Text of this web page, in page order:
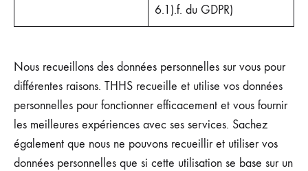
6.1).f. du GDPR)
Nous recueillons des données personnelles sur vous pour
différentes raisons. THHS recueille et utilise vos données
personnelles pour fonctionner efficacement et vous fournir
les meilleures expériences avec ses services. Sachez
également que nous ne pouvons recueillir et utiliser vos
données personnelles que si cette utilisation se base sur un